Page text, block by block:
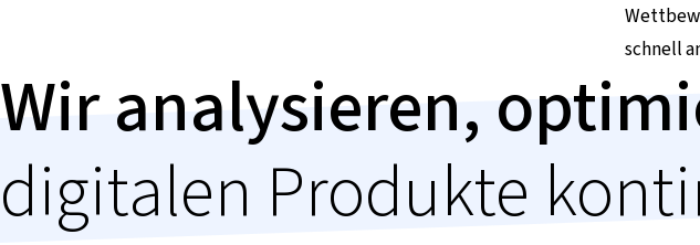
schnell
Wir analysieren,
digitalen Produkte